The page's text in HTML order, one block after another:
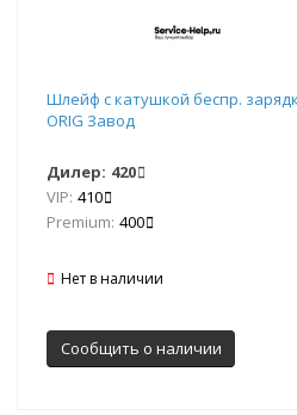
Шлейф с катушкой беспр.
ORIG Завод
Дилер: 420
VIP: 410
Premium: 400
Нет в наличии
Сообщить о наличии